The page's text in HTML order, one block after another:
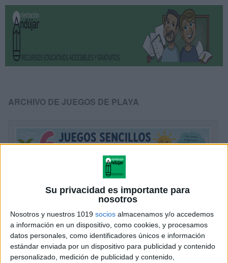
Su privacidad es importante para
nosotros
Nosotros y nuestros 1019 socios almacenamos y/o accedemos
a información en un dispositivo, como cookies, y procesamos
datos personales, como identificadores únicos e información
estándar enviada por un dispositivo para publicidad y contenido
personalizado, medición de publicidad y contenido,
ARCHIVO DE JUEGOS DE PLAYA